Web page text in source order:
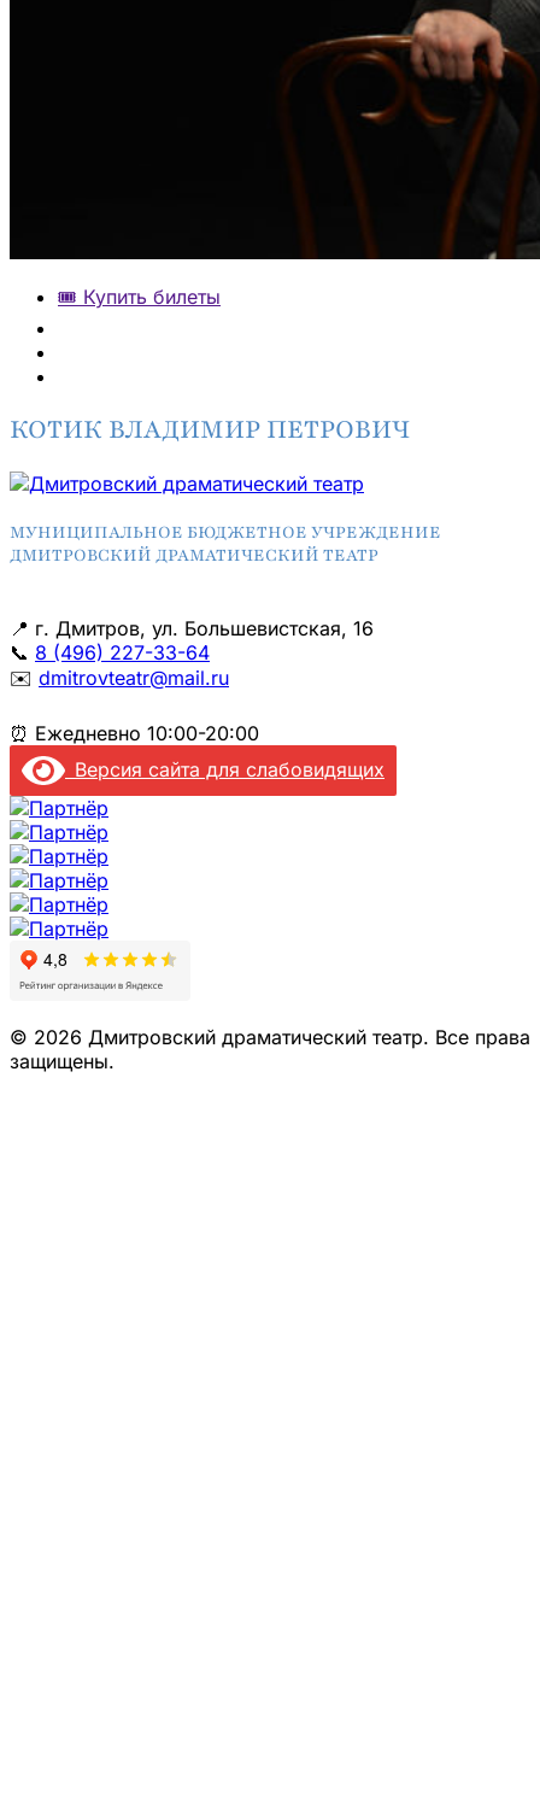
🎟️ Купить билеты
КОТИК ВЛАДИМИР ПЕТРОВИЧ
МУНИЦИПАЛЬНОЕ БЮДЖЕТНОЕ УЧРЕЖДЕНИЕ
ДМИТРОВСКИЙ ДРАМАТИЧЕСКИЙ ТЕАТР
📍 г. Дмитров, ул. Большевистская, 16
📞 8 (496) 227-33-64
✉️ dmitrovteatr@mail.ru
⏰ Ежедневно 10:00-20:00
Версия сайта для слабовидящих
© 2026 Дмитровский драматический театр. Все права
защищены.